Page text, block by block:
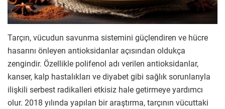
Tarçın, vücudun savunma sistemini güçlendiren ve hücre
hasarını önleyen antioksidanlar açısından oldukça
zengindir. Özellikle polifenol adı verilen antioksidanlar,
kanser, kalp hastalıkları ve diyabet gibi sağlık sorunlarıyla
ilişkili serbest radikalleri etkisiz hale getirmeye yardımcı
olur. 2018 yılında yapılan bir araştırma, tarçının vücuttaki